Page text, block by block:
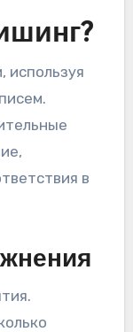
используя
в